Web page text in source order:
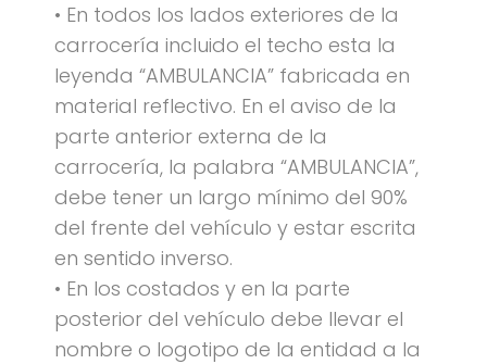
• En todos los lados exteriores de la
carrocería incluido el techo esta la
leyenda “AMBULANCIA” fabricada en
material reflectivo. En el aviso de la
parte anterior externa de la
carrocería, la palabra “AMBULANCIA”,
debe tener un largo mínimo del 90%
del frente del vehículo y estar escrita
en sentido inverso.
• En los costados y en la parte
posterior del vehículo debe llevar el
nombre o logotipo de la entidad a la